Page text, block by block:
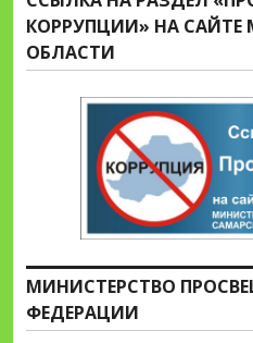
КОРРУПЦИИ» НА
ОБЛАСТИ
МИНИСТЕРСТВО
ФЕДЕРАЦИИ